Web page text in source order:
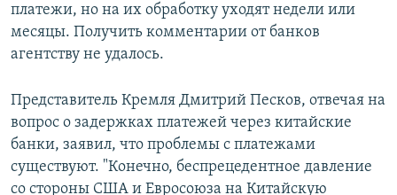
платежи, но на их обработку уходят недели или
месяцы. Получить комментарии от банков
агентству не удалось.
Представитель Кремля Дмитрий Песков, отвечая на
вопрос о задержках платежей через китайские
банки, заявил, что проблемы с платежами
существуют. "Конечно, беспрецедентное давление
со стороны США и Евросоюза на Китайскую